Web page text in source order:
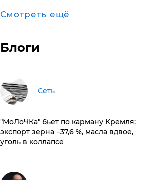
Смотреть ещё
Блоги
Сеть
​"МоЛоЧКа" бьет по карману Кремля:
экспорт зерна −37,6 %, масла вдвое,
уголь в коллапсе